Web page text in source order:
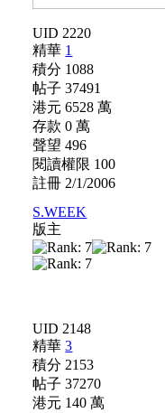
UID 2220
精華 1
積分 1088
帖子 37491
港元 6528 萬
存款 0 萬
聲望 496
閱讀權限 100
註冊 2/1/2006
S.WEEK
版主
UID 2148
精華3
積分 2153
帖子 37270
港元 140 萬